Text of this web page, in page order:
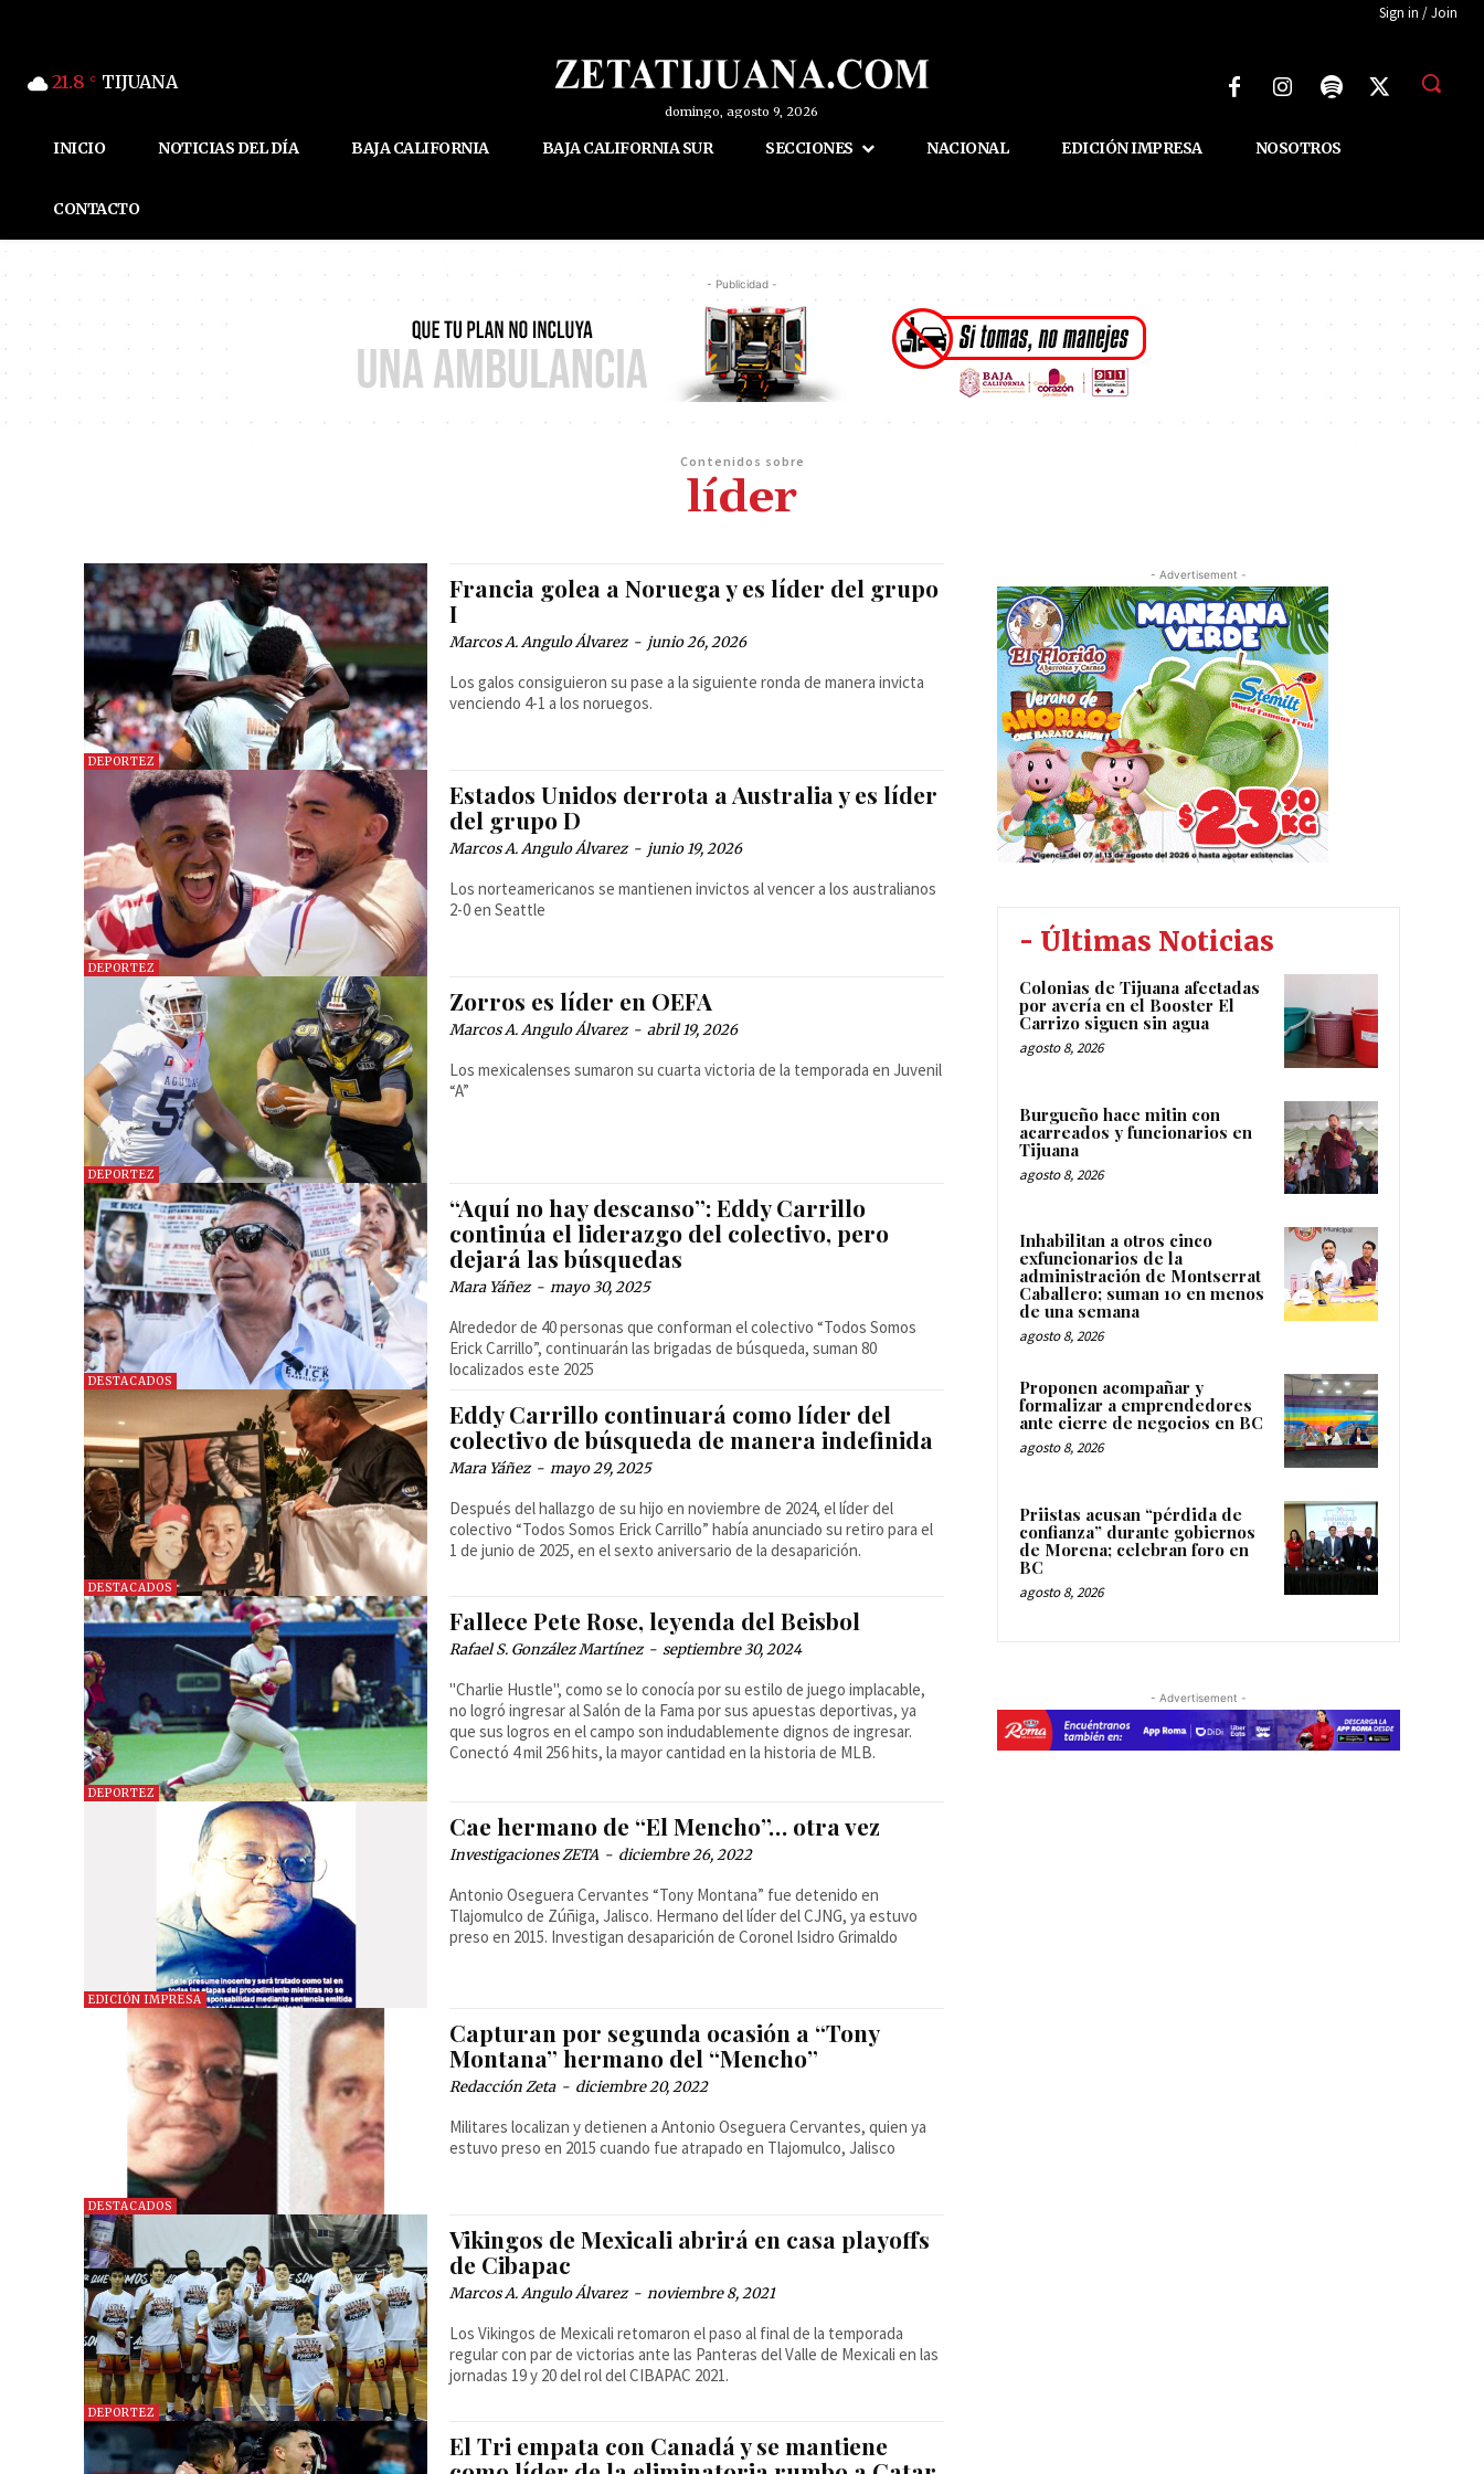
Sign in / Join
21.8 C TIJUANA
domingo, agosto 9, 2026
INICIO NOTICIAS DEL DÍA BAJA CALIFORNIA BAJA CALIFORNIA SUR SECCIONES NACIONAL EDICIÓN IMPRESA NOSOTROS
CONTACTO
- Publicidad -
Contenidos sobre
líder
DEPORTEZ
Francia golea a Noruega y es líder del grupo
I
Marcos A. Angulo Álvarez - junio 26, 2026
Los galos consiguieron su pase a la siguiente ronda de manera invicta
venciendo 4-1 a los noruegos.
DEPORTEZ
Estados Unidos derrota a Australia y es líder
del grupo D
Marcos A. Angulo Álvarez - junio 19, 2026
Los norteamericanos se mantienen invictos al vencer a los australianos
2-0 en Seattle
DEPORTEZ
Zorros es líder en OEFA
Marcos A. Angulo Álvarez - abril 19, 2026
Los mexicalenses sumaron su cuarta victoria de la temporada en Juvenil
“A”
DESTACADOS
“Aquí no hay descanso”: Eddy Carrillo
continúa el liderazgo del colectivo, pero
dejará las búsquedas
Mara Yáñez - mayo 30, 2025
Alrededor de 40 personas que conforman el colectivo “Todos Somos
Erick Carrillo”, continuarán las brigadas de búsqueda, suman 80
localizados este 2025
DESTACADOS
Eddy Carrillo continuará como líder del
colectivo de búsqueda de manera indefinida
Mara Yáñez - mayo 29, 2025
Después del hallazgo de su hijo en noviembre de 2024, el líder del
colectivo “Todos Somos Erick Carrillo” había anunciado su retiro para el
1 de junio de 2025, en el sexto aniversario de la desaparición.
DEPORTEZ
Fallece Pete Rose, leyenda del Beisbol
Rafael S. González Martínez - septiembre 30, 2024
"Charlie Hustle", como se lo conocía por su estilo de juego implacable,
no logró ingresar al Salón de la Fama por sus apuestas deportivas, ya
que sus logros en el campo son indudablemente dignos de ingresar.
Conectó 4 mil 256 hits, la mayor cantidad en la historia de MLB.
EDICIÓN IMPRESA
Cae hermano de “El Mencho”… otra vez
Investigaciones ZETA - diciembre 26, 2022
Antonio Oseguera Cervantes “Tony Montana” fue detenido en
Tlajomulco de Zúñiga, Jalisco. Hermano del líder del CJNG, ya estuvo
preso en 2015. Investigan desaparición de Coronel Isidro Grimaldo
DESTACADOS
Capturan por segunda ocasión a “Tony
Montana” hermano del “Mencho”
Redacción Zeta - diciembre 20, 2022
Militares localizan y detienen a Antonio Oseguera Cervantes, quien ya
estuvo preso en 2015 cuando fue atrapado en Tlajomulco, Jalisco
DEPORTEZ
Vikingos de Mexicali abrirá en casa playoffs
de Cibapac
Marcos A. Angulo Álvarez - noviembre 8, 2021
Los Vikingos de Mexicali retomaron el paso al final de la temporada
regular con par de victorias ante las Panteras del Valle de Mexicali en las
jornadas 19 y 20 del rol del CIBAPAC 2021.
El Tri empata con Canadá y se mantiene
- Advertisement -
- Últimas Noticias
Colonias de Tijuana afectadas
por avería en el Booster El
Carrizo siguen sin agua
agosto 8, 2026
Burgueño hace mitin con
acarreados y funcionarios en
Tijuana
agosto 8, 2026
Inhabilitan a otros cinco
exfuncionarios de la
administración de Montserrat
Caballero; suman 10 en menos
de una semana
agosto 8, 2026
Proponen acompañar y
formalizar a emprendedores
ante cierre de negocios en BC
agosto 8, 2026
Priistas acusan “pérdida de
confianza” durante gobiernos
de Morena; celebran foro en
BC
agosto 8, 2026
- Advertisement -